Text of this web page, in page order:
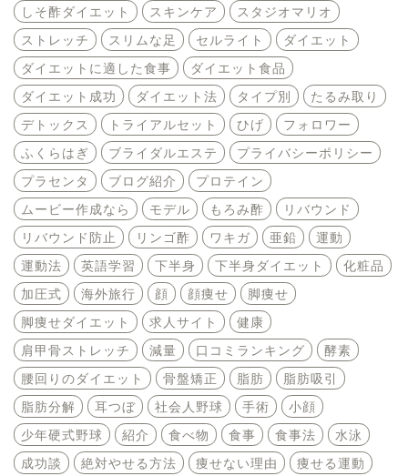
しそ酢ダイエット
スキンケア
スタジオマリオ
ストレッチ
スリムな足 セルライト
ダイエット
ダイエットに適した食事
ダイエット食品
ダイエット成功
ダイエット法 タイプ別
たるみ取り
デトックス
トライアルセット ひげ
フォロワー
ふくらはぎ
ブライダルエステ
プライバシーポリシー
プラセンタ
ブログ紹介
プロテイン
ムービー作成なら
モデル もろみ酢
リバウンド
リバウンド防止
リンゴ酢 ワキガ 亜鉛
運動
運動法
英語学習 下半身 下半身ダイエット
化粧品
加圧式
海外旅行 顔 顔痩せ
脚痩せ
脚痩せダイエット
求人サイト
健康
肩甲骨ストレッチ
減量 口コミランキング
酵素
腰回りのダイエット
骨盤矯正 脂肪
脂肪吸引
脂肪分解
耳つぼ 社会人野球 手術
小顔
少年硬式野球
紹介 食べ物 食事 食事法
水泳
成功談
絶対やせる方法 痩せない理由
痩せる運動